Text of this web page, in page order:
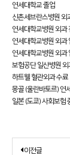
연세대학교 졸업
신촌세브란스병원 외
연세대학교병원 외과
연세대학교병원 외과
연세대학교병원 외과
보험공단 일산병원 외
하트웰 혈관외과 수료
몽골 (울란바토르) 연
일본 (도쿄) 사회보험
이전글